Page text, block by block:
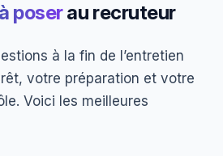
poserau recruteur
à la fin de l’entretien
votre préparation et votre
Voici les meilleures